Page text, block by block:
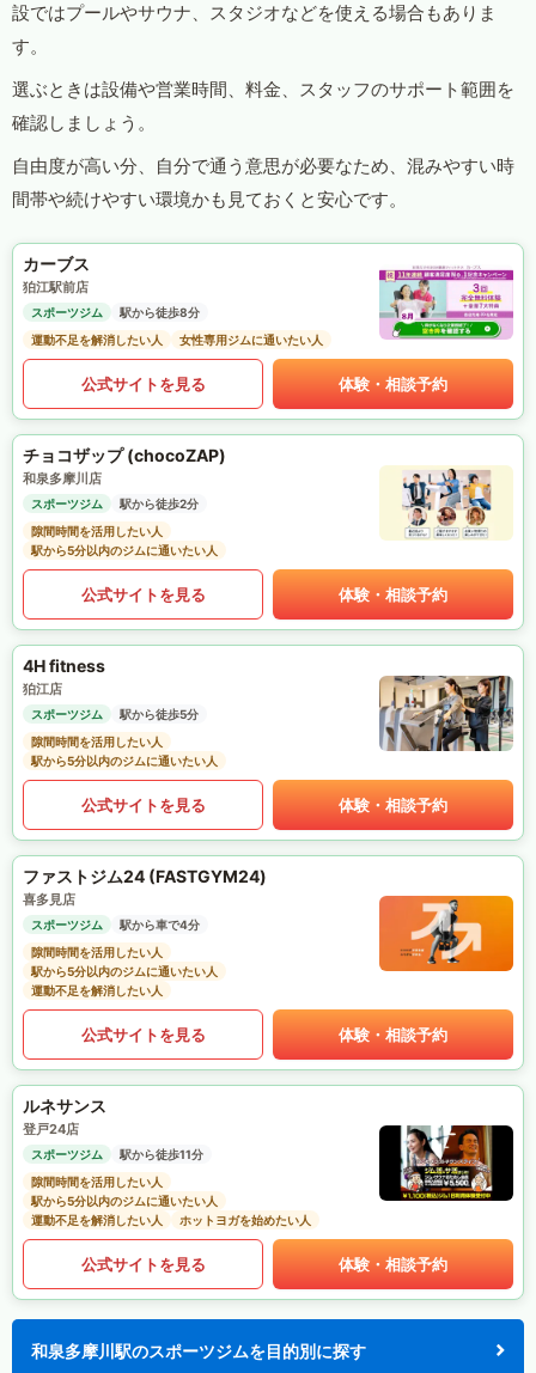
設ではプールやサウナ、スタジオなどを使える場合もありま
す。
選ぶときは設備や営業時間、料金、スタッフのサポート範囲を
確認しましょう。
自由度が高い分、自分で通う意思が必要なため、混みやすい時
間帯や続けやすい環境かも見ておくと安心です。
カーブス
狛江駅前店
スポーツジム
駅から徒歩8分
運動不足を解消したい人
女性専用ジムに通いたい人
公式サイトを見る 体験・相談予約
チョコザップ (chocoZAP)
和泉多摩川店
スポーツジム
駅から徒歩2分
隙間時間を活用したい人
駅から5分以内のジムに通いたい人
公式サイトを見る 体験・相談予約
4H fitness
狛江店
スポーツジム
駅から徒歩5分
隙間時間を活用したい人
駅から5分以内のジムに通いたい人
公式サイトを見る 体験・相談予約
ファストジム24 (FASTGYM24)
喜多見店
スポーツジム
駅から車で4分
隙間時間を活用したい人
駅から5分以内のジムに通いたい人
運動不足を解消したい人
公式サイトを見る 体験・相談予約
ルネサンス
登戸24店
スポーツジム
駅から徒歩11分
隙間時間を活用したい人
駅から5分以内のジムに通いたい人
運動不足を解消したい人
ホットヨガを始めたい人
公式サイトを見る 体験・相談予約
和泉多摩川駅のスポーツジムを目的別に探す